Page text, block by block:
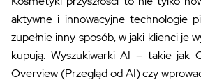
aktywne i innowacyjne technologie
zupełnie inny sposób, w jaki klienci je
kupują. Wyszukiwarki AI – takie jak
Overview (Przegląd od AI) czy